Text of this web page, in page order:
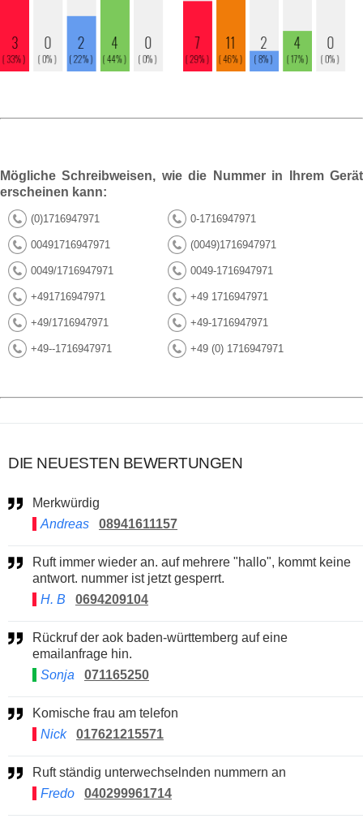
Mögliche Schreibweisen, wie die Nummer in Ihrem Gerät
erscheinen kann:
(0)1716947971 0-1716947971
00491716947971 (0049)1716947971
0049/1716947971 0049-1716947971
+491716947971 +49 1716947971
+49/1716947971 +49-1716947971
+49--1716947971 +49 (0) 1716947971
DIE NEUESTEN BEWERTUNGEN
Merkwürdig
Andreas
08941611157
Ruft immer wieder an. auf mehrere "hallo", kommt keine
antwort. nummer ist jetzt gesperrt.
H. B
0694209104
Rückruf der aok baden-württemberg auf eine
emailanfrage hin.
Sonja
071165250
Komische frau am telefon
Nick
017621215571
Ruft ständig unterwechselnden nummern an
Fredo
040299961714